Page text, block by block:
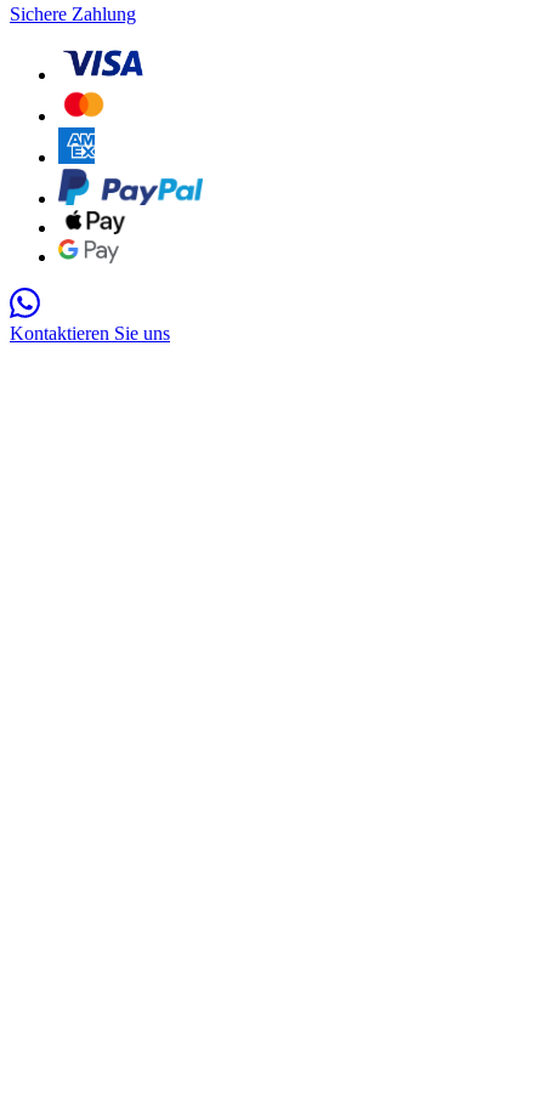
Sichere Zahlung
Kontaktieren Sie uns